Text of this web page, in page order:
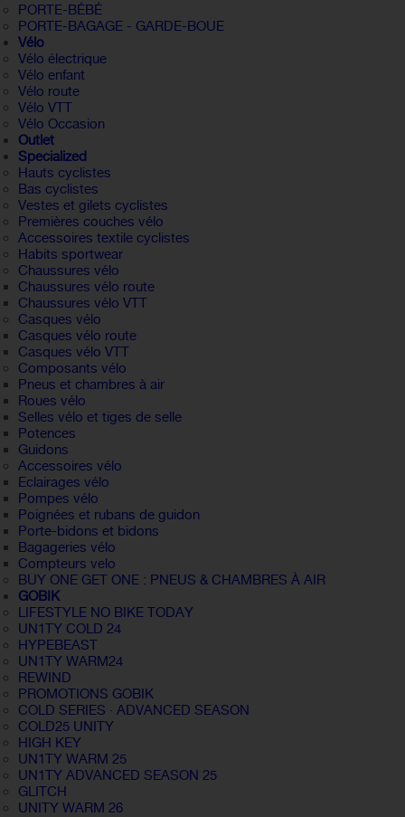
PORTE-BÉBÉ
PORTE-BAGAGE - GARDE-BOUE
Vélo
Vélo électrique
Vélo enfant
Vélo route
Vélo VTT
Vélo Occasion
Outlet
Specialized
Hauts cyclistes
Bas cyclistes
Vestes et gilets cyclistes
Premières couches vélo
Accessoires textile cyclistes
Habits sportwear
Chaussures vélo
Chaussures vélo route
Chaussures vélo VTT
Casques vélo
Casques vélo route
Casques vélo VTT
Composants vélo
Pneus et chambres à air
Roues vélo
Selles vélo et tiges de selle
Potences
Guidons
Accessoires vélo
Eclairages vélo
Pompes vélo
Poignées et rubans de guidon
Porte-bidons et bidons
Bagageries vélo
Compteurs velo
BUY ONE GET ONE : PNEUS & CHAMBRES À AIR
GOBIK
LIFESTYLE NO BIKE TODAY
UN1TY COLD 24
HYPEBEAST
UN1TY WARM24
REWIND
PROMOTIONS GOBIK
COLD SERIES · ADVANCED SEASON
COLD25 UNITY
HIGH KEY
UN1TY WARM 25
UN1TY ADVANCED SEASON 25
GLITCH
UNITY WARM 26